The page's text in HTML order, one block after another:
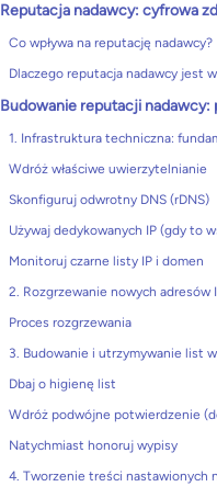
Reputacja nadawcy: cyfrowa
Co wpływa na reputację nadawcy?
Dlaczego reputacja nadawcy jest
Budowanie reputacji nadawcy:
1. Infrastruktura techniczna:
Wdróż właściwe uwierzytelnianie
Skonfiguruj odwrotny DNS (rDNS)
Używaj dedykowanych IP (gdy to
Monitoruj czarne listy IP i domen
2. Rozgrzewanie nowych adresów
Proces rozgrzewania
3. Budowanie i utrzymywanie list
Dbaj o higienę list
Wdróż podwójne potwierdzenie
Natychmiast honoruj wypisy
4. Tworzenie treści nastawionych